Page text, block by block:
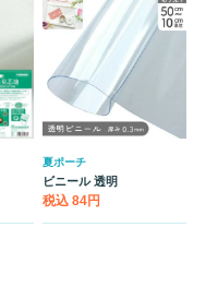
夏ポーチ
ビニール 透明
税込 84円